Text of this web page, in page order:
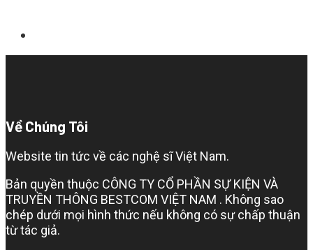
Về Chúng Tôi
Website tin tức về các nghệ sĩ Việt Nam.
Bản quyền thuộc CÔNG TY CỔ PHẦN SỰ KIỆN VÀ
TRUYỀN THÔNG BESTCOM VIỆT NAM . Không sao
chép dưới mọi hình thức nếu không có sự chấp thuận
từ tác giả.